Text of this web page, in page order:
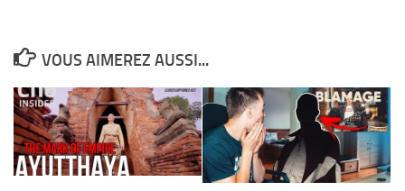
VOUS AIMEREZ AUSSI...